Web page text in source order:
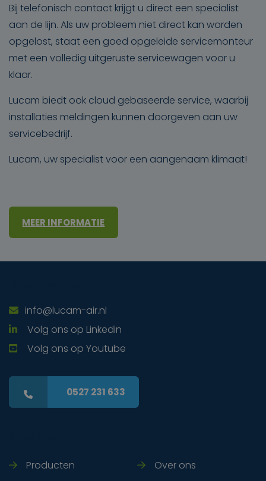
Bij telefonisch contact krijgt u direct een specialist
aan de lijn. Als uw probleem niet direct kan worden
opgelost, staat een goed opgeleide servicemonteur
met een volledig uitgeruste servicewagen voor u
klaar.
Lucam biedt ook cloud gebaseerde service, waarbij
installaties meldingen kunnen doorgeven aan uw
servicebedrijf.
Lucam, uw specialist voor een aangenaam klimaat!
MEER INFORMATIE
info@lucam-air.nl
Volg ons op Linkedin
Volg ons op Youtube
0527 231 633
Producten
Over ons